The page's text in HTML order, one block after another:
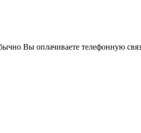
Вы оплачиваете телефонную